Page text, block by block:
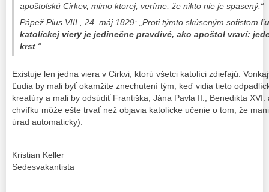
apoštolskú Cirkev, mimo ktorej, veríme, že nikto nie je spasený.“
Pápež Pius VIII., 24. máj 1829: „Proti týmto skúseným sofistom
katolíckej viery je jedinečne pravdivé, ako apoštol vraví:
krst .“
Existuje len jedna viera v Cirkvi, ktorú všetci katolíci zdieľajú.
Ľudia by mali byť okamžite znechutení tým, keď vidia tieto
kreatúry a mali by odsúdiť Františka, Jána Pavla II., Benedikta
chvíľku môže ešte trvať než objavia katolícke učenie o tom, že
úrad automaticky).
Kristian Keller
Sedesvakantista